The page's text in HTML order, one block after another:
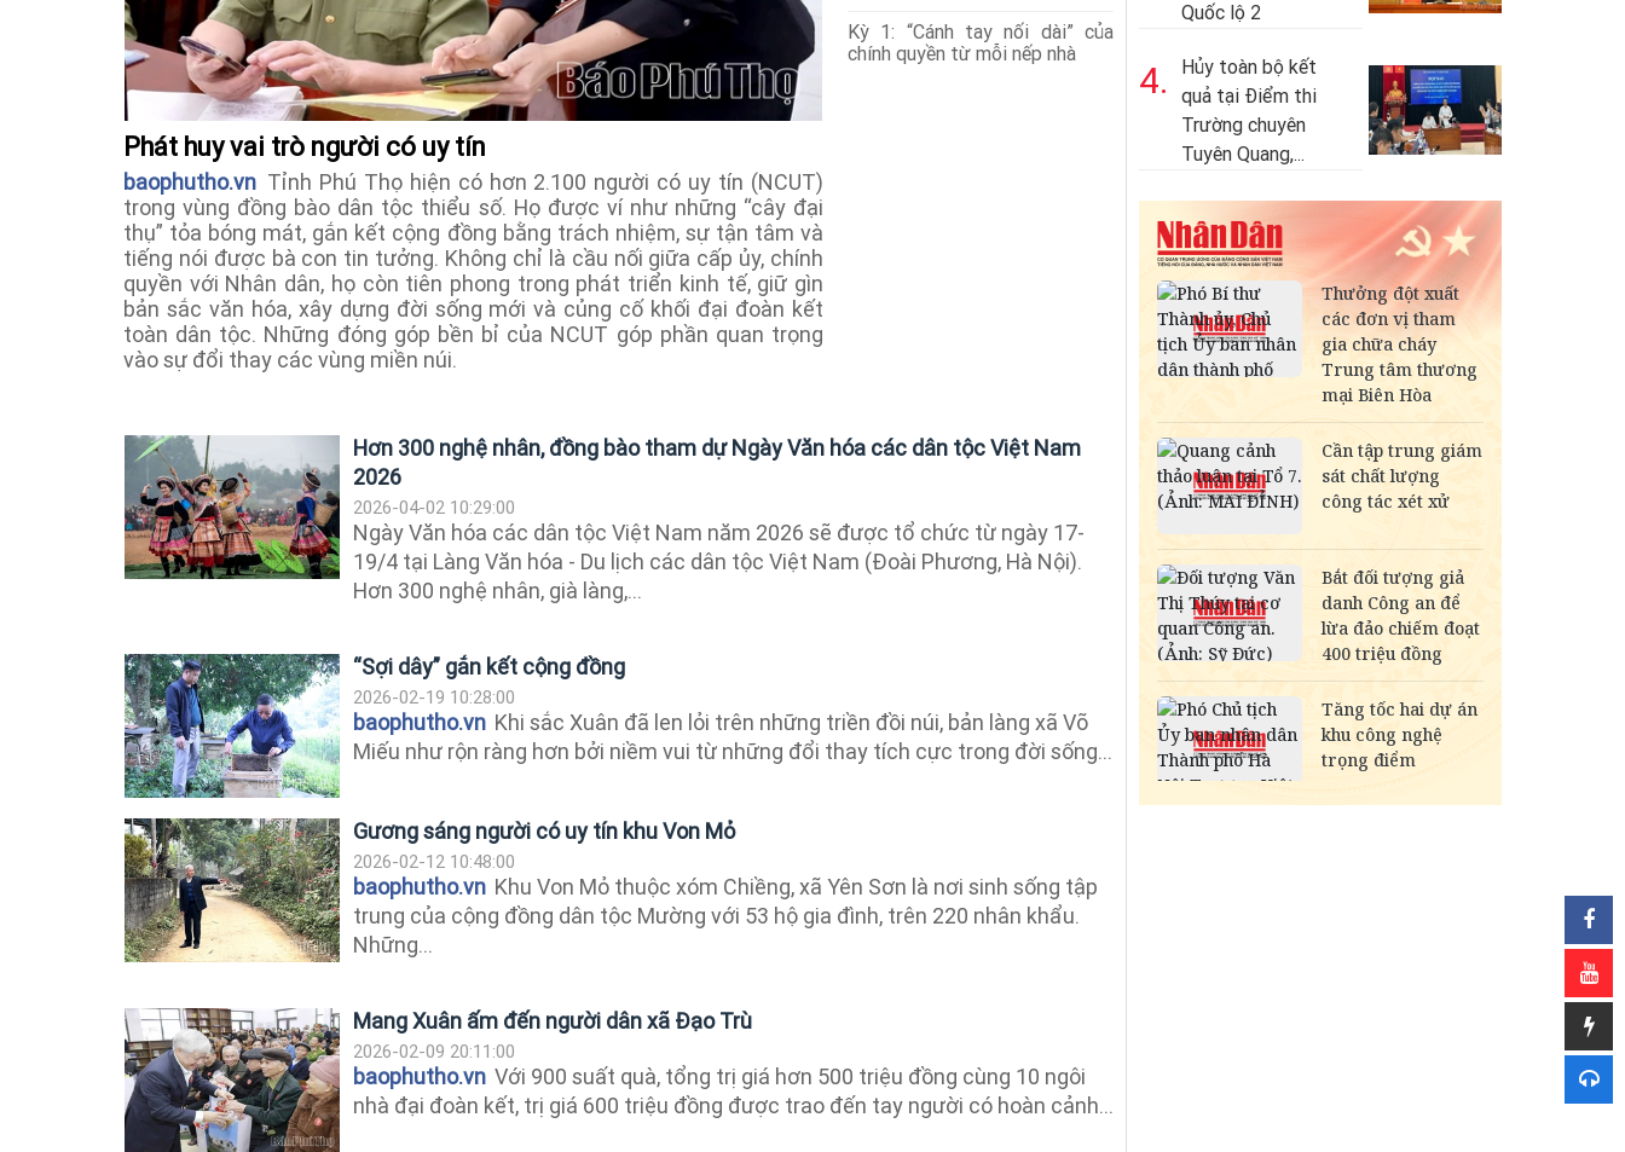
Phát huy vai trò người có uy tín
baophutho.vn Tỉnh Phú Thọ hiện có hơn 2.100 người có uy tín (NCUT)
trong vùng đồng bào dân tộc thiểu số. Họ được ví như những “cây đại
thụ” tỏa bóng mát, gắn kết cộng đồng bằng trách nhiệm, sự tận tâm và
tiếng nói được bà con tin tưởng. Không chỉ là cầu nối giữa cấp ủy, chính
quyền với Nhân dân, họ còn tiên phong trong phát triển kinh tế, giữ gìn
bản sắc văn hóa, xây dựng đời sống mới và củng cố khối đại đoàn kết
toàn dân tộc. Những đóng góp bền bỉ của NCUT góp phần quan trọng
vào sự đổi thay các vùng miền núi.
Kỳ 1: “Cánh tay nối dài” của
chính quyền từ mỗi nếp nhà
Hơn 300 nghệ nhân, đồng bào tham dự Ngày Văn hóa các dân tộc Việt Nam
2026
2026-04-02 10:29:00
Ngày Văn hóa các dân tộc Việt Nam năm 2026 sẽ được tổ chức từ ngày 17-
19/4 tại Làng Văn hóa - Du lịch các dân tộc Việt Nam (Đoài Phương, Hà Nội).
Hơn 300 nghệ nhân, già làng,...
“Sợi dây” gắn kết cộng đồng
2026-02-19 10:28:00
baophutho.vn Khi sắc Xuân đã len lỏi trên những triền đồi núi, bản làng xã Võ
Miếu như rộn ràng hơn bởi niềm vui từ những đổi thay tích cực trong đời sống...
Gương sáng người có uy tín khu Von Mỏ
2026-02-12 10:48:00
baophutho.vn Khu Von Mỏ thuộc xóm Chiềng, xã Yên Sơn là nơi sinh sống tập
trung của cộng đồng dân tộc Mường với 53 hộ gia đình, trên 220 nhân khẩu.
Những...
Mang Xuân ấm đến người dân xã Đạo Trù
2026-02-09 20:11:00
baophutho.vn Với 900 suất quà, tổng trị giá hơn 500 triệu đồng cùng 10 ngôi
nhà đại đoàn kết, trị giá 600 triệu đồng được trao đến tay người có hoàn cảnh...
Quốc lộ 2
4.
Hủy toàn bộ kết
quả tại Điểm thi
Trường chuyên
Tuyên Quang,...